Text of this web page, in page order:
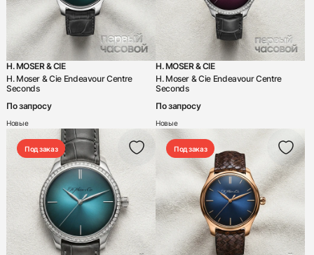
H. MOSER & CIE
H. Moser & Cie Endeavour Centre
Seconds
По запросу
Новые
H. MOSER & CIE
H. Moser & Cie Endeavour Centre
Seconds
По запросу
Новые
Под заказ Под заказ